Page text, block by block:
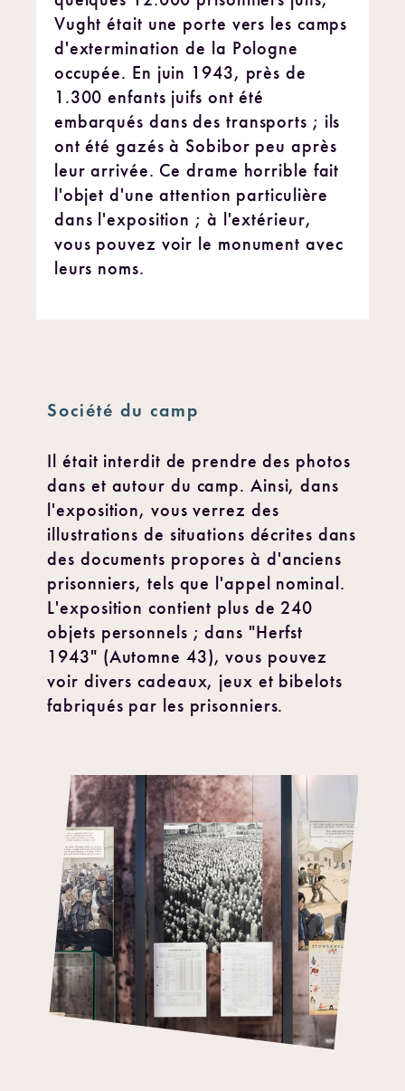
Vught était une porte vers les camps
d'extermination de la Pologne
occupée. En juin 1943, près de
1.300 enfants juifs ont été
embarqués dans des transports ; ils
ont été gazés à Sobibor peu après
leur arrivée. Ce drame horrible fait
l'objet d'une attention particulière
dans l'exposition ; à l'extérieur,
vous pouvez voir le monument avec
leurs noms.
Société du camp
Il était interdit de prendre des photos
dans et autour du camp. Ainsi, dans
l'exposition, vous verrez des
illustrations de situations décrites dans
des documents propores à d'anciens
prisonniers, tels que l'appel nominal.
L'exposition contient plus de 240
objets personnels ; dans "Herfst
1943" (Automne 43), vous pouvez
voir divers cadeaux, jeux et bibelots
fabriqués par les prisonniers.